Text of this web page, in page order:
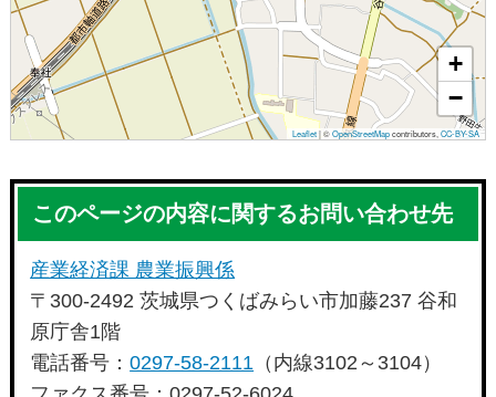
+
−
Leaflet |©OpenStreetMapcontributors, CC-BY-SA
このページの内容に関するお問い合わせ先
産業経済課 農業振興係
〒300-2492 茨城県つくばみらい市加藤237 谷和
原庁舎1階
電話番号：0297-58-2111 （内線3102～3104）